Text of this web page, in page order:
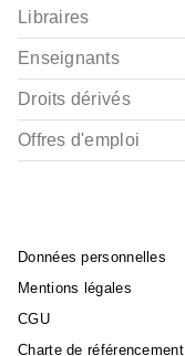
Libraires
Enseignants
Droits dérivés
Offres d'emploi
Données personnelles
Mentions légales
CGU
Charte de référencement